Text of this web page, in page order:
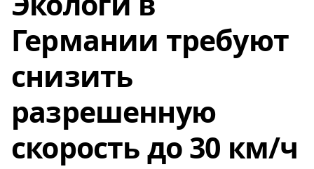
Германии требуют
снизить
разрешенную
скорость до 30 км/ч